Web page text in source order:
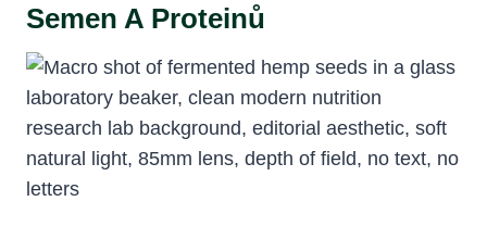
Semen A Proteinů